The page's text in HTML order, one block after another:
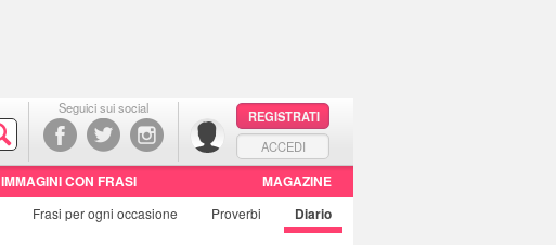
Seguici sui social
REGISTRATI
ACCEDI
IMMAGINI CON FRASI MAGAZINE
Frasi per ogni occasione Proverbi Diario